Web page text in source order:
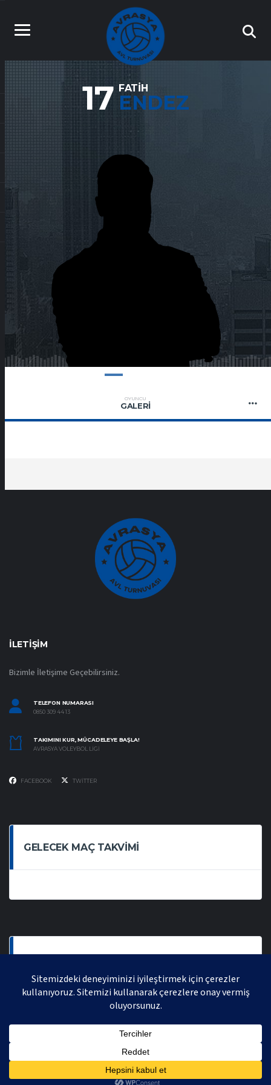
17 FATIH
ENDEZ
OYUNCU
GALERI
İLETIŞIM
Bizimle İletişime Geçebilirsiniz.
TELEFON NUMARASI
0850 309 44 13
TAKIMINI KUR, MÜCADELEYE BAŞLA!
AVRASYA VOLEYBOL LIGI
FACEBOOK TWITTER
GELECEK MAÇ TAKVIMI
AVRASYA VOLEYBOL LIGI 2021 | AVRASYA SPORTIF FAALIYETLER ORGANIZASYONUDUR,
TÜM HAKLARI SAKLIDIR.